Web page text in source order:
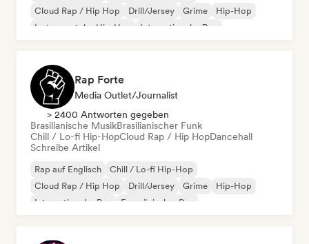
Cloud Rap / Hip Hop
Drill/Jersey Grime
Hip-Hop
Instrumentaler Hip-Hop
Internationaler Rap
Rap Forte
Media Outlet/Journalist
> 2400 Antworten gegeben
Brasilianische MusikBrasilianischer Funk
Chill / Lo-fi Hip-HopCloud Rap / Hip HopDancehall
Schreibe Artikel
Rap auf Englisch
Chill / Lo-fi Hip-Hop
Cloud Rap / Hip Hop
Drill/Jersey Grime
Hip-Hop
Internationaler Rap
Französischer Rap